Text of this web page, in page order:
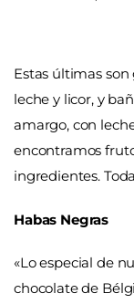
Estas últimas
leche y licor, y
amargo, con
encontramos
ingredientes.
Habas Negras
«Lo especial de
chocolate de